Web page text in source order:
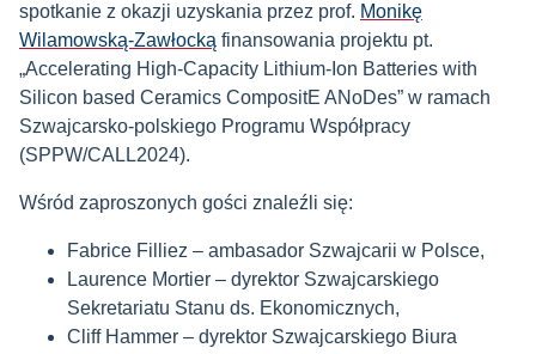
spotkanie z okazji uzyskania przez prof. Monikę
Wilamowską-Zawłocką finansowania projektu pt.
„Accelerating High-Capacity Lithium-Ion Batteries with
Silicon based Ceramics CompositE ANoDes” w ramach
Szwajcarsko-polskiego Programu Współpracy
(SPPW/CALL2024).
Wśród zaproszonych gości znaleźli się:
Fabrice Filliez – ambasador Szwajcarii w Polsce,
Laurence Mortier – dyrektor Szwajcarskiego
Sekretariatu Stanu ds. Ekonomicznych,
Cliff Hammer – dyrektor Szwajcarskiego Biura